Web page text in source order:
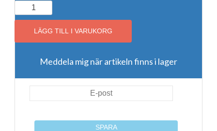
Brother
trumma
(DR3200)
mängd
LÄGG TILL I VARUKORG
Meddela mig när artikeln finns i lager
SPARA